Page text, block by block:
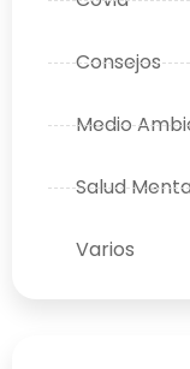
Consejos
Medio
Salud
Varios